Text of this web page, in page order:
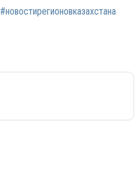
#новостирегионовказахстана